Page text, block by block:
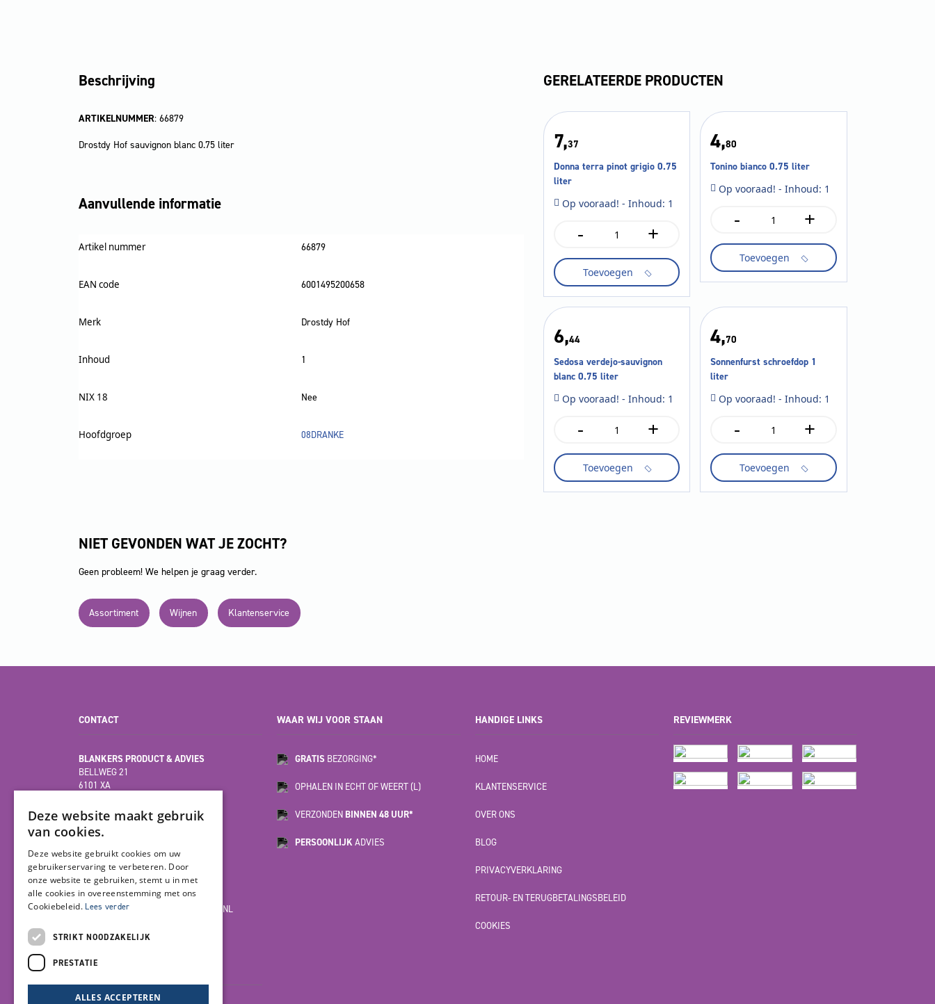
Beschrijving
ARTIKELNUMMER: 66879
Drostdy Hof sauvignon blanc 0.75 liter
Aanvullende informatie
Artikel nummer 66879
EAN code 6001495200658
Merk Drostdy Hof
Inhoud 1
NIX 18 Nee
Hoofdgroep 08DRANKE
GERELATEERDE PRODUCTEN
7,37
Donna terra pinot grigio 0.75
liter
Op vooraad! - Inhoud: 1
-
Donna
pinot
grigio
0.75
liter
+
Toevoegen
4,80
Tonino bianco 0.75 liter
Op vooraad! - Inhoud: 1
-
Tonino
0.75
aantal
+
Toevoegen
6,44
Sedosa verdejo-sauvignon
blanc 0.75 liter
Op vooraad! - Inhoud: 1
-
Sedosa
sauvignon
blanc
0.75
liter
+
Toevoegen
4,70
Sonnenfurst schroefdop 1
liter
Op vooraad! - Inhoud: 1
-
Sonnenfurst
1
aantal
+
Toevoegen
NIET GEVONDEN WAT JE ZOCHT?
Geen probleem! We helpen je graag verder.
Assortiment Wijnen Klantenservice
CONTACT
BLANKERS PRODUCT & ADVIES
BELLWEG 21
6101 XA
(HOOFDVESTIGING)
6004 AX
WEERT
INFO@BLANKERSPRODUCT-ADVIES.NL
LET'S GET SOCIAL
WAAR WIJ VOOR STAAN
GRATIS BEZORGING*
OPHALEN IN ECHT OF WEERT (L)
VERZONDEN BINNEN 48 UUR*
PERSOONLIJKADVIES
HANDIGE LINKS
HOME
KLANTENSERVICE
OVER ONS
BLOG
PRIVACYVERKLARING
RETOUR- EN TERUGBETALINGSBELEID
COOKIES
REVIEWMERK
Deze website maakt gebruik
van cookies.
Deze website gebruikt cookies om uw
gebruikerservaring te verbeteren. Door
onze website te gebruiken, stemt u in met
alle cookies in overeenstemming met ons
Cookiebeleid. Lees verder
STRIKT NOODZAKELIJK
PRESTATIE
ALLES ACCEPTEREN